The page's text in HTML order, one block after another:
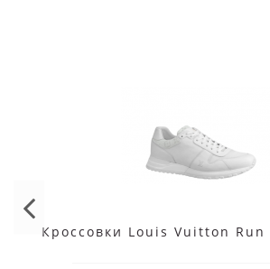
Кроссовки Louis Vuitton Run